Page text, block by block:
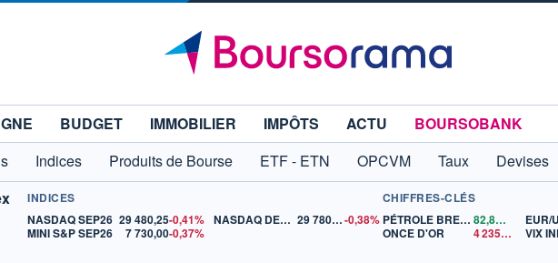
BUDGET IMMOBILIER IMPÔTS ACTU
BOURSOBANK
Indices Produits de Bourse ETF - ETN OPCVM Taux Devises
INDICES
NASDAQ SEP26 29 480,25-0,41%
MINI S&P SEP26
7 730,00-0,37%
NASDAQ DEC26 29 780,00-0,38%
CHIFFRES-CLÉS
PÉTROLE BRENT
82,89$US
ONCE D'OR
4 235,82 $US
EUR/
VIX